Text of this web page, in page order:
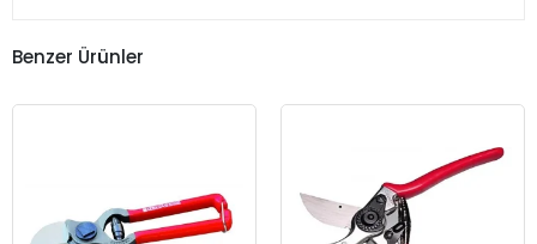
Benzer Ürünler